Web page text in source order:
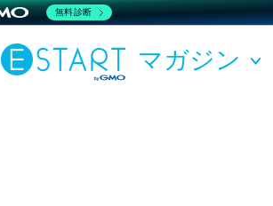
マガジン
無料診断